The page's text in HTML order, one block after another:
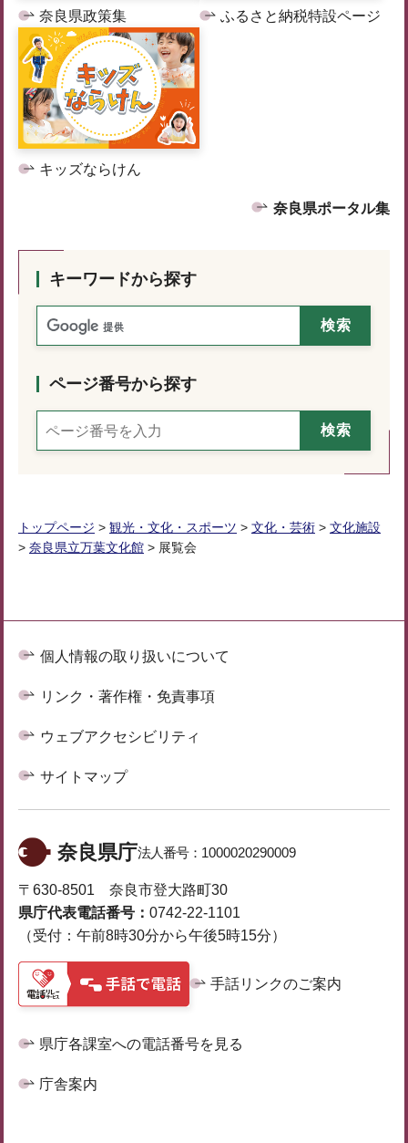
奈良県政策集 ふるさと納税特設ページ
キッズならけん
奈良県ポータル集
キーワードから探す
ページ番号から探す
トップページ > 観光・文化・スポーツ > 文化・芸術 > 文化施設
> 奈良県立万葉文化館 > 展覧会
個人情報の取り扱いについて
リンク・著作権・免責事項
ウェブアクセシビリティ
サイトマップ
奈良県庁法人番号： 1000020290009
〒630-8501 奈良市登大路町30
県庁代表電話番号： 0742-22-1101
（受付：午前8時30分から午後5時15分）
手話リンクのご案内
県庁各課室への電話番号を見る
庁舎案内